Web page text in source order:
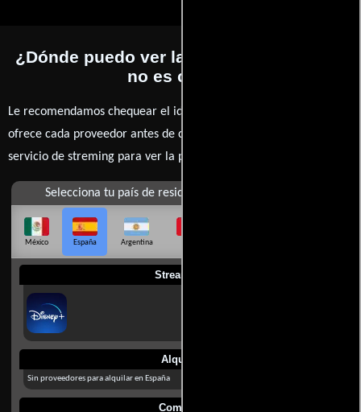
¿Dónde puedo ver la películas Dime que
no es cierto?
Le recomendamos chequear el idioma, doblaje o subtítulos que
ofrece cada proveedor antes de comprar, alquilar o contratar un
servicio de streming para ver la películas.
Selecciona tu país de residencia
México España Argentina
Streaming
Alquilar
Sin proveedores para alquilar en España
Comprar